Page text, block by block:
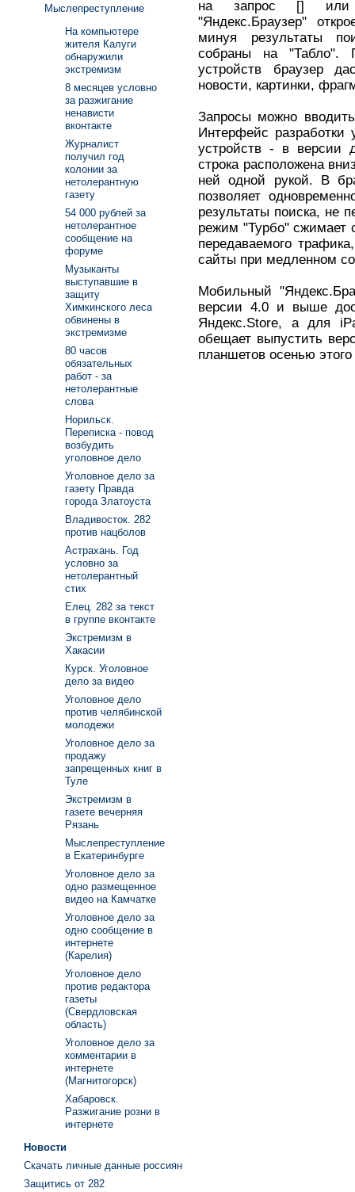
на запрос [] или
"Яндекс.Браузер"
минуя результаты
собраны на "Табло".
устройств браузер
новости, картинки,
Запросы можно
Интерфейс разработки
устройств - в версии
строка расположена
ней одной рукой. В
позволяет
результаты поиска, не
режим "Турбо" сжимает
передаваемого
сайты при медленном
Мобильный
версии 4.0 и выше
Яндекс.Store, а для
обещает выпустить
планшетов осенью этого
Мыслепреступление
На компьютере
жителя Калуги
обнаружили
экстремизм
8 месяцев условно
за разжигание
ненависти
вконтакте
Журналист
получил год
колонии за
нетолерантную
газету
54 000 рублей за
нетолерантное
сообщение на
форуме
Музыканты
выступавшие в
защиту
Химкинского леса
обвинены в
экстремизме
80 часов
обязательных
работ - за
нетолерантные
слова
Норильск.
Переписка - повод
возбудить
уголовное дело
Уголовное дело за
газету Правда
города Златоуста
Владивосток. 282
против нацболов
Астрахань. Год
условно за
нетолерантный
стих
Елец. 282 за текст
в группе вконтакте
Экстремизм в
Хакасии
Курск. Уголовное
дело за видео
Уголовное дело
против челябинской
молодежи
Уголовное дело за
продажу
запрещенных книг в
Туле
Экстремизм в
газете вечерняя
Рязань
Мыслепреступление
в Екатеринбурге
Уголовное дело за
одно размещенное
видео на Камчатке
Уголовное дело за
одно сообщение в
интернете
(Карелия)
Уголовное дело
против редактора
газеты
(Свердловская
область)
Уголовное дело за
комментарии в
интернете
(Магнитогорск)
Хабаровск.
Разжигание розни в
интернете
Новости
Скачать личные данные россиян
Защитись от 282